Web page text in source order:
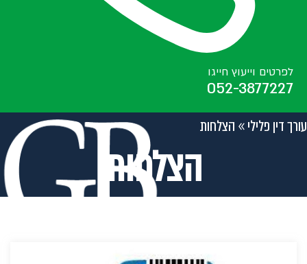
לפרטים וייעוץ חייגו
052-3877227
עורך דין פלילי»הצלחות
הצלחות